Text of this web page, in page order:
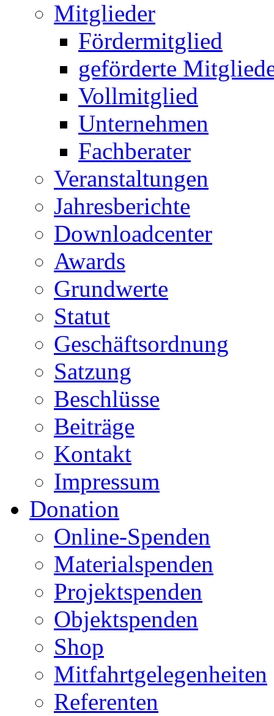
Mitglieder
Fördermitglied
geförderte
Vollmitglied
Unternehmen
Fachberater
Veranstaltungen
Jahresberichte
Downloadcenter
Awards
Grundwerte
Statut
Geschäftsordnung
Satzung
Beschlüsse
Beiträge
Kontakt
Impressum
Donation
Online-Spenden
Materialspenden
Projektspenden
Objektspenden
Shop
Mitfahrtgelegenheiten
Referenten